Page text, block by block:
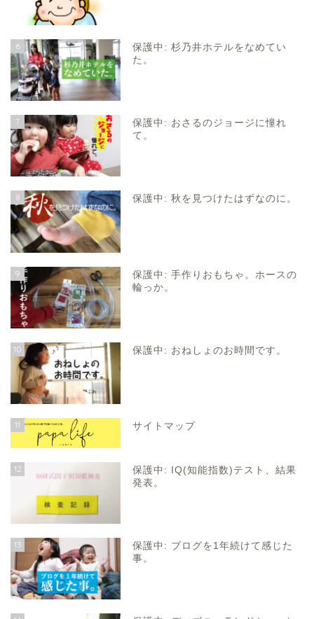
6
保護中: 杉乃井ホテルをなめてい
た。
7
保護中: おさるのジョージに憧れ
て。
8 保護中: 秋を見つけたはずなのに。
9
保護中: 手作りおもちゃ。ホースの
輪っか。
10 保護中: おねしょのお時間です。
11 サイトマップ
12
保護中: IQ(知能指数)テスト、結果
発表。
13
保護中: ブログを1年続けて感じた
事。